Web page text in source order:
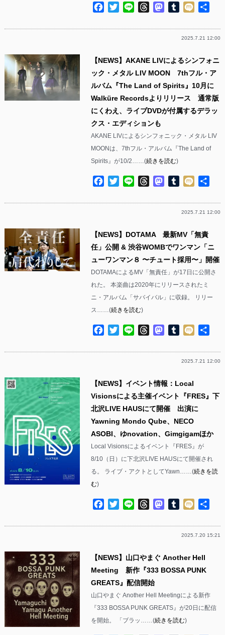
Facebook
TwitterLine ThreadsMastodon
Tumblr
Mixi
2025.7.21 12:00
【NEWS】AKANE LIVによるシンフォニ
ック・メタル LIV MOON 7thフル・ア
ルバム『The Land of Spirits』10月に
Walküre Recordsよりリリース 通常版
にくわえ、ライブDVDが付属するデラッ
クス・エディションも
AKANE LIVによるシンフォニック・メタル LIV
MOONは、7thフル・アルバム『The Land of
Spirits』が10/2……(続きを読む)
Facebook
TwitterLine ThreadsMastodon
Tumblr
Mixi
2025.7.21 12:00
【NEWS】DOTAMA 最新MV「無責
任」公開 & 渋谷WOMBでワンマン「ニ
ューワンマン８ 〜チュート採用〜」開催
DOTAMAによるMV「無責任」が17日に公開さ
れた。 本楽曲は2020年にリリースされたミ
ニ・アルバム「サバイバル」に収録。 リリー
ス……(続きを読む)
Facebook
TwitterLine ThreadsMastodon
Tumblr
Mixi
2025.7.21 12:00
【NEWS】イベント情報：Local
Visionsによる主催イベント『FRES』下
北沢LIVE HAUSにて開催 出演に
Yawning Mondo Qube、NECO
ASOBI、ゆnovation、Gimgigamほか
Local Visionsによるイベント『FRES』が
8/10（日）に下北沢LIVE HAUSにて開催され
る。 ライブ・アクトとしてYawn……(続きを読
む)
Facebook
TwitterLine ThreadsMastodon
Tumblr
Mixi
2025.7.20 15:21
【NEWS】山口やまぐ Another Hell
Meeting 新作『333 BOSSA PUNK
GREATS』配信開始
山口やまぐ Another Hell Meetingによる新作
『333 BOSSA PUNK GREATS』が20日に配信
を開始。 「ブラッ……(続きを読む)